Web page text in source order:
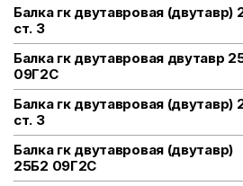
Балка гк двутавровая (двутавр)
ст. 3
Балка гк двутавровая двутавр
09Г2С
Балка гк двутавровая (двутавр)
ст. 3
Балка гк двутавровая (двутавр)
25Б2 09Г2С